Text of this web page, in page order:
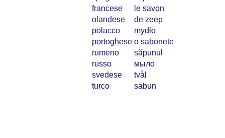
francese
le savon
olandese
de zeep
polacco
mydło
portoghese o sabonete
rumeno
săpunul
russo
мыло
svedese
tvål
turco
sabun